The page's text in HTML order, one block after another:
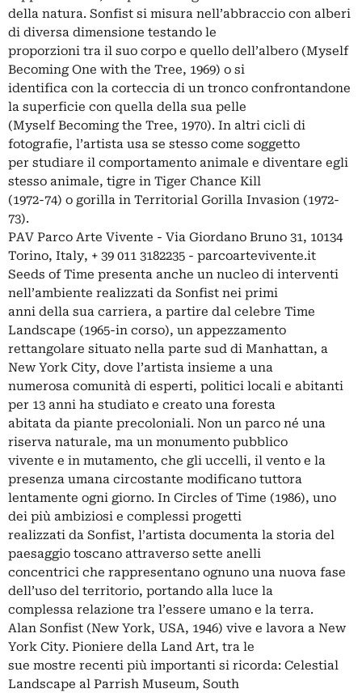
della natura. Sonfist si misura nell’abbraccio con alberi
di diversa dimensione testando le
proporzioni tra il suo corpo e quello dell’albero (Myself
Becoming One with the Tree, 1969) o si
identifica con la corteccia di un tronco confrontandone
la superficie con quella della sua pelle
(Myself Becoming the Tree, 1970). In altri cicli di
fotografie, l’artista usa se stesso come soggetto
per studiare il comportamento animale e diventare egli
stesso animale, tigre in Tiger Chance Kill
(1972-74) o gorilla in Territorial Gorilla Invasion (1972-
73).
PAV Parco Arte Vivente - Via Giordano Bruno 31, 10134
Torino, Italy, + 39 011 3182235 - parcoartevivente.it
Seeds of Time presenta anche un nucleo di interventi
nell’ambiente realizzati da Sonfist nei primi
anni della sua carriera, a partire dal celebre Time
Landscape (1965-in corso), un appezzamento
rettangolare situato nella parte sud di Manhattan, a
New York City, dove l’artista insieme a una
numerosa comunità di esperti, politici locali e abitanti
per 13 anni ha studiato e creato una foresta
abitata da piante precoloniali. Non un parco né una
riserva naturale, ma un monumento pubblico
vivente e in mutamento, che gli uccelli, il vento e la
presenza umana circostante modificano tuttora
lentamente ogni giorno. In Circles of Time (1986), uno
dei più ambiziosi e complessi progetti
realizzati da Sonfist, l’artista documenta la storia del
paesaggio toscano attraverso sette anelli
concentrici che rappresentano ognuno una nuova fase
dell’uso del territorio, portando alla luce la
complessa relazione tra l’essere umano e la terra.
Alan Sonfist (New York, USA, 1946) vive e lavora a New
York City. Pioniere della Land Art, tra le
sue mostre recenti più importanti si ricorda: Celestial
Landscape al Parrish Museum, South